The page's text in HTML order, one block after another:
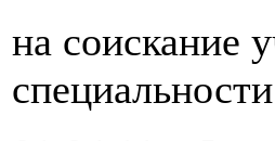
на соискание